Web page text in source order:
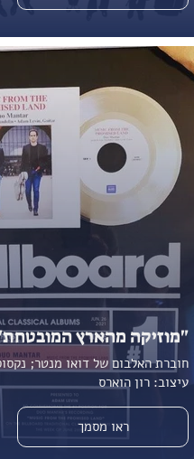
"מוזיקה מהארץ
עיצוב: רון הוארס
ראו מסמך